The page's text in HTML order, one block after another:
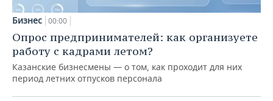
Бизнес 00:00
Опрос предпринимателей: как организуете
работу с кадрами летом?
Казанские бизнесмены — о том, как проходит для них
период летних отпусков персонала